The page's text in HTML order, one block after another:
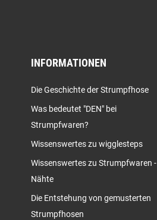
INFORMATIONEN
Die Geschichte der Strumpfhose
Was bedeutet "DEN" bei
Strumpfwaren?
Wissenswertes zu wigglesteps
Wissenswertes zu Strumpfwaren -
Nähte
Die Entstehung von gemusterten
Strumpfhosen